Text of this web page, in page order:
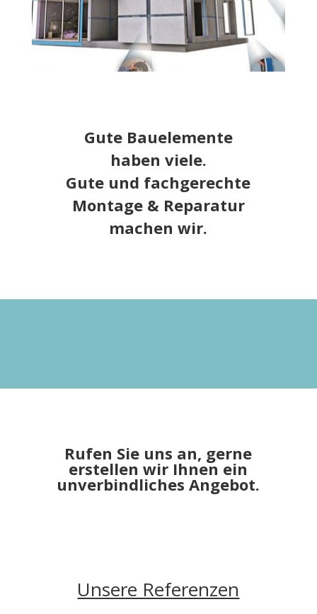
Gute Bauelemente
haben viele.
Gute und fachgerechte
Montage & Reparatur
machen wir.
Rufen Sie uns an, gerne
erstellen wir Ihnen ein
unverbindliches Angebot.
Unsere Referenzen